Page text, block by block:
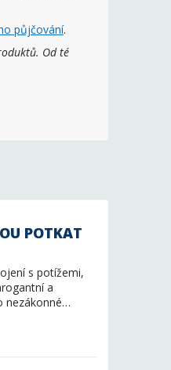
půjčování.
Od té
POTKAT
s potížemi,
a
nezákonné…